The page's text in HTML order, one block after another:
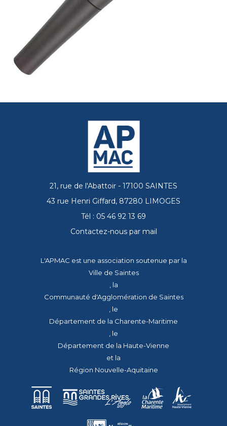
21, rue de l'Abattoir - 17100 SAINTES
43 rue Henri Giffard, 87280 LIMOGES
Tél : 05 46 92 13 69
Contactez-nous par mail
L'APMAC est une association soutenue par la
Ville de Saintes
, la
Communauté d'Agglomération de Saintes
, le
Département de la Charente-Maritime
, le
Département de la Haute-Vienne
et la
Région Nouvelle-Aquitaine